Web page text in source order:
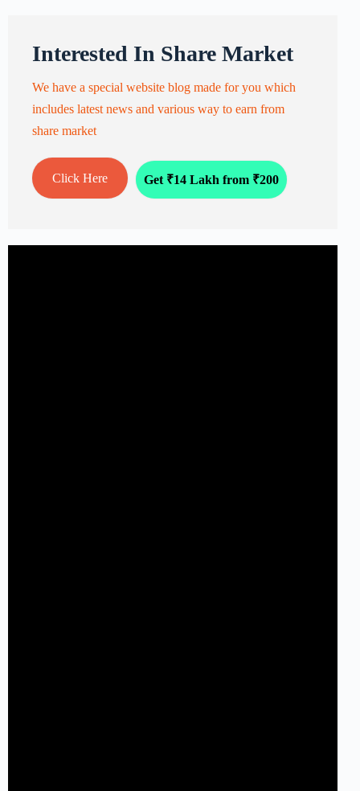
Interested In Share Market
We have a special website blog made for you which
includes latest news and various way to earn from
share market
Click Here Get ₹14 Lakh from ₹200